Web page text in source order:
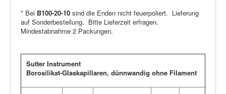
* Bei B100-20-10 sind die Enden nicht feuerpoliert. Lieferung
auf Sonderbestellung. Bitte Lieferzeit erfragen.
Mindestabnahme 2 Packungen.
Sutter Instrument
Borosilikat-Glaskapillaren, dünnwandig ohne Filament